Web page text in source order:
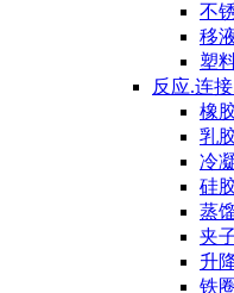
不
移
塑
反应.连
橡
乳
冷
硅
蒸
夹
升
铁